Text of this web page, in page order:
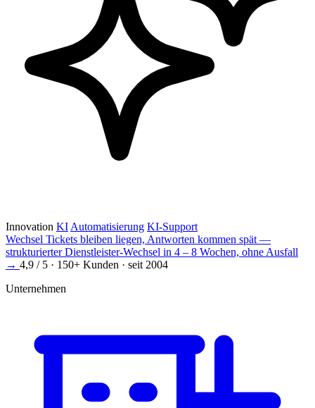
Innovation KI Automatisierung KI-Support
Wechsel Tickets bleiben liegen, Antworten kommen spät —
strukturierter Dienstleister-Wechsel in 4 – 8 Wochen, ohne Ausfall
→ 4,9 / 5 · 150+ Kunden · seit 2004
Unternehmen